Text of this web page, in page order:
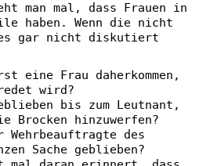
man mal, dass Frauen in
haben. Wenn die nicht
gar nicht diskutiert
eine Frau daherkommen,
wird?
bis zum Leutnant,
hinzuwerfen?
des
Sache geblieben?